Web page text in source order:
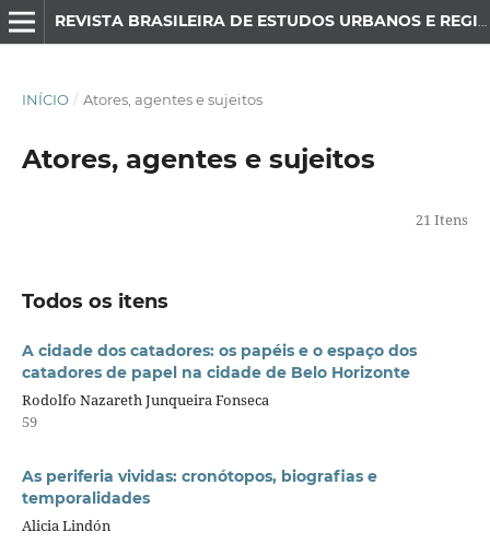
INÍCIO / Atores, agentes e sujeitos
Atores, agentes e sujeitos
21 Itens
Todos os itens
A cidade dos catadores: os papéis e o espaço dos
catadores de papel na cidade de Belo Horizonte
Rodolfo Nazareth Junqueira Fonseca
59
As periferia vividas: cronótopos, biografias e
temporalidades
Alicia Lindón